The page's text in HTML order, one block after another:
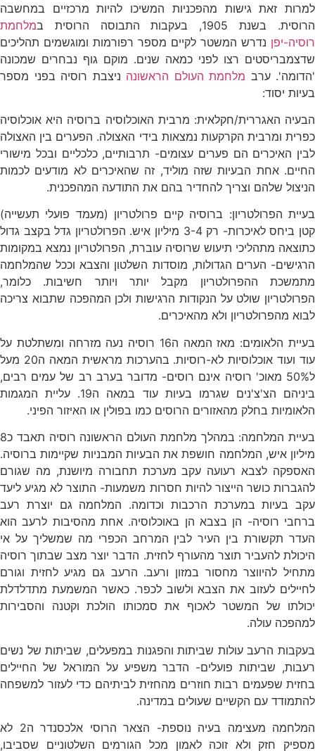
למרות זאת גישות מהפכניות המשיכו להיות מרכזיים במחשבה
הרוסית. בשנת 1905, בעקבות התבוסה הרוסית ב
מלחמת
רוסיה-יפן נדרש המשטר לקיים מספר רפורמות ומוגשמים תהליכים
שדצמבריסטים רצו לפני כמאה שנים. מוקם גוף נבחרים שמכונה
'הדומה'. ערב מלחמת העולם הראשונה ניצבת רוסיה בפני מספר
בעיות יסוד:
הבעיה האגררית/חקלאית: מרבית האוכלוסיה ברוסיה היא אוכלוסיה
כפרית ומרבית הקרקעות נמצאות בידי האצולה. הפערים בין האצולה
לבין האיכרים הם פערים עצומים- תרבותיים, כלכליים ובכל מישורי
החיים. אחת הבעיות שזה מוליד, זה שהאיכרים לא מודעים לכמות
הניצול שלהם וצריך להחדיר בהם את התודעה המהפכנית.
בעיית הפרולטריון: ברוסיה קיים פרולטריון (מעמד פועלי תעשייה)
קטן ביחס לאיכרות- רק 3-4 מיליון איש. הפרולטריון גדל בקצב גדול
כתוצאה מתהליכי תיעוש שרוסיה עוברת, הפרולטריון נמצא במקומות
הרגישים- הערים הגדולות, מוסדות השלטון והצבא וככל שהמלחמה
מתמשכת ההפרולטריון מקבל יותר ויותר חשיבות. כלומר,
הפרולטריון שולט על הנקודות הרגישות ולכן המהפכה שתבוא צריכה
לבוא מהפרולטריון ולא מהאיכרים.
בעיית הלאומים: מאז המאה ה16 רוסיה נעה מזרחה ומשתלטת על
עוד ועוד אוכלוסיות לא-רוסיות. בהערכות מראשית המאה ה20 מעל
ל50% מאוכ' רוסיה אינם רוסים- מדובר בערב רב של עמים רבים,
ביניהם הצ'צ'נים שגרמו בעיות עוד במאה ה19. עליית המגמות
הלאומיות בחלק מהאזורים הרוסים כמו בפולין או האיזור הפיני.
בעיית המלחמה: במהלך מלחמת העולם הראשונה רוסיה תאבד כ8
מיליון איש, המלחמה חושפת את הבעיות המבניות שקיימות ברוסיה.
האספקה לצבא רעועה עקב מערכת תחבורה מיושנת, מה שגורם
להגברות כושר הייצור להיות חסרות משמעות- התוצר לא מגיע ליעד
עקב בעיות במערכת הרכבות וכדומה. המלחמה גם יוצרת רעב
ברחבי רוסיה- הן בצבא הן באוכלוסיה. אחת מהסיבות לרעב הוא
העדר תקשורת בין העיר לבין המרחב הכפרי מה שמשליך על אי
היכולת להעביר תוצר מהעורף לחזית. הדבר יוצר מצב שבתוך רוסיה
מתחיל להיווצר מחסור במזון ורעב. הרעב גם מגיע לחזית וגורם
לחיילים לעזוב את הצבא ולשוב לכפר. כאשר המשמעת מתדלדלת
יכולתו של המשטר לאכוף את סמכותו הולכת וקטנה והסבירות
למהפכה עולה.
בעקבות הרעב עולות שביתות והפגנות במפעלים, שביתות של נשים
רעבות, שביתות פועלים- הדבר משפיע על המוראל של החיילים
בחזית שפעמים רבות חוזרים מהחזית לביתיהם כדי לעזור למשפחה
להתמודד עם הקשיים שעולים במדינה.
המלחמה מעצימה בעיה נוספת- הצאר הרוסי אלכסנדר ה2 לא
מספיק חזק ולא זוכה לאמון מכל הגורמים השלטוניים שסביבו,